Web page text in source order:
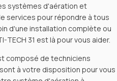
systèmes d'aération et
services pour répondre à tous
d'une installation complète ou
TECH 31 est là pour vous aider.
composé de techniciens
à votre disposition pour vous